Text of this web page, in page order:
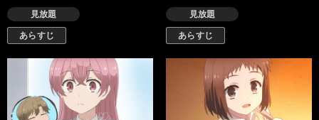
見放題
あらすじ
見放題
あらすじ